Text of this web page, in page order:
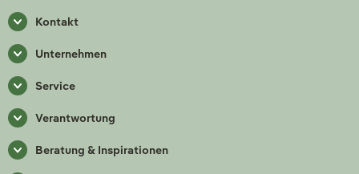
Kontakt
Unternehmen
Service
Verantwortung
Beratung & Inspirationen